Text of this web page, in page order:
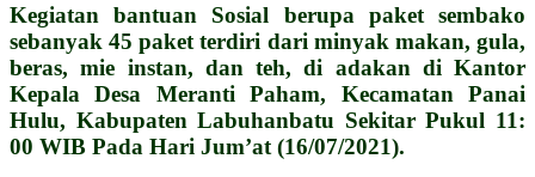
Kegiatan bantuan Sosial berupa paket sembako
sebanyak 45 paket terdiri dari minyak makan, gula,
beras, mie instan, dan teh, di adakan di Kantor
Kepala Desa Meranti Paham, Kecamatan Panai
Hulu, Kabupaten Labuhanbatu Sekitar Pukul 11:
00 WIB Pada Hari Jum’at (16/07/2021).